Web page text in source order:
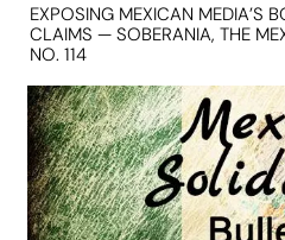
EXPOSING MEXICAN MEDIA’S
CLAIMS — SOBERANIA, THE
NO. 114